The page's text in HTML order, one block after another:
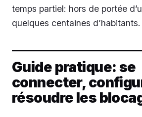
temps partiel: hors de portée
quelques centaines d’habitants.
Guide pratique: se
connecter,
résoudre les